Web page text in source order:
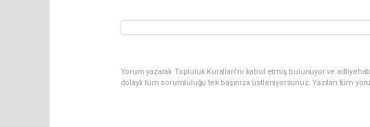
Yorum yazarak Topluluk Kuralları’nı kabul etmiş bulunuyor ve
dolaylı tüm sorumluluğu tek başınıza üstleniyorsunuz. Yazılan tüm